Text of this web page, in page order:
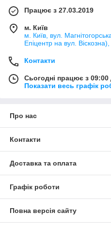
Працює з 27.03.2019
м. Київ
м. Київ, вул.
Епіцентр на вул. Віскозна),
Контакти
Сьогодні працює з 09:00
Показати весь графік
Про нас
Контакти
Доставка та оплата
Графік роботи
Повна версія сайту